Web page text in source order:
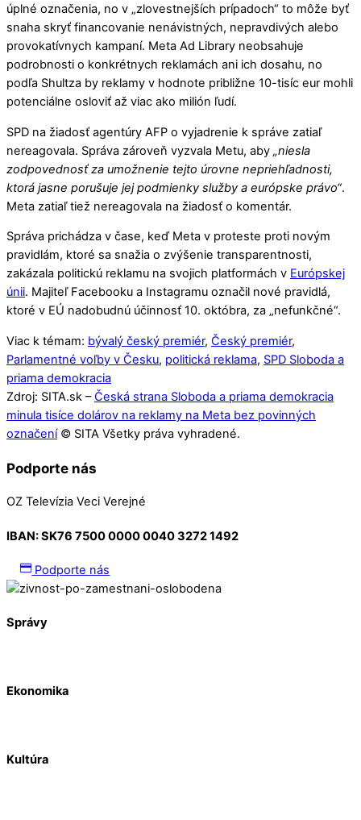
úplné označenia, no v „zlovestnejších prípadoch“ to môže byť
snaha skryť financovanie nenávistných, nepravdivých alebo
provokatívnych kampaní. Meta Ad Library neobsahuje
podrobnosti o konkrétnych reklamách ani ich dosahu, no
podľa Shultza by reklamy v hodnote približne 10-tisíc eur mohli
potenciálne osloviť až viac ako milión ľudí.
SPD na žiadosť agentúry AFP o vyjadrenie k správe zatiaľ
nereagovala. Správa zároveň vyzvala Metu, aby „niesla
zodpovednosť za umožnenie tejto úrovne nepriehľadnosti,
ktorá jasne porušuje jej podmienky služby a európske právo“.
Meta zatiaľ tiež nereagovala na žiadosť o komentár.
Správa prichádza v čase, keď Meta v proteste proti novým
pravidlám, ktoré sa snažia o zvýšenie transparentnosti,
zakázala politickú reklamu na svojich platformách v Európskej
únii. Majiteľ Facebooku a Instagramu označil nové pravidlá,
ktoré v EÚ nadobudnú účinnosť 10. októbra, za „nefunkčné“.
Viac k témam: bývalý český premiér, Český premiér,
Parlamentné voľby v Česku, politická reklama, SPD Sloboda a
priama demokracia
Zdroj: SITA.sk –Česká strana Sloboda a priama demokracia
minula tisíce dolárov na reklamy na Meta bez povinných
označení© SITA Všetky práva vyhradené.
Podporte nás
OZ Televízia Veci Verejné
IBAN:SK76 7500 0000 0040 3272 1492
Podporte nás
Správy
Ekonomika
Kultúra